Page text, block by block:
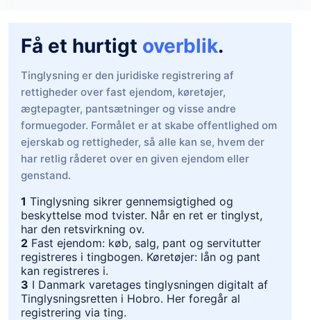
Få et hurtigt overblik.
Tinglysning er den juridiske registrering af
rettigheder over fast ejendom, køretøjer,
ægtepagter, pantsætninger og visse andre
formuegoder. Formålet er at skabe offentlighed om
ejerskab og rettigheder, så alle kan se, hvem der
har retlig råderet over en given ejendom eller
genstand.
1 Tinglysning sikrer gennemsigtighed og
beskyttelse mod tvister. Når en ret er tinglyst,
har den retsvirkning ov.
2 Fast ejendom: køb, salg, pant og servitutter
registreres i tingbogen. Køretøjer: lån og pant
kan registreres i.
3 I Danmark varetages tinglysningen digitalt af
Tinglysningsretten i Hobro. Her foregår al
registrering via ting.